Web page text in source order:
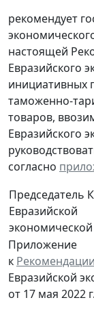
рекомендует
настоящей
Евразийского
инициативных
таможенно-
товаров,
Евразийского
согласно
Председатель
Евразийской
Приложение
к Рекомендации
Евразийской
от 17 мая 2022